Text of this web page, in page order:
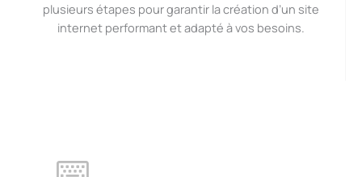
plusieurs étapes pour garantir la création d’un site
internet performant et adapté à vos besoins.